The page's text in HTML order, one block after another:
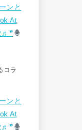
ンと
At
♬❞
コラ
ンと
At
♬❞